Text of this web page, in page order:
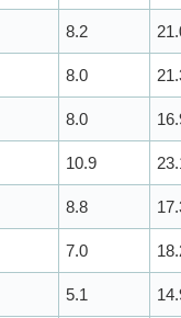
8.2
8.0
8.0
10.9
8.8
7.0
5.1